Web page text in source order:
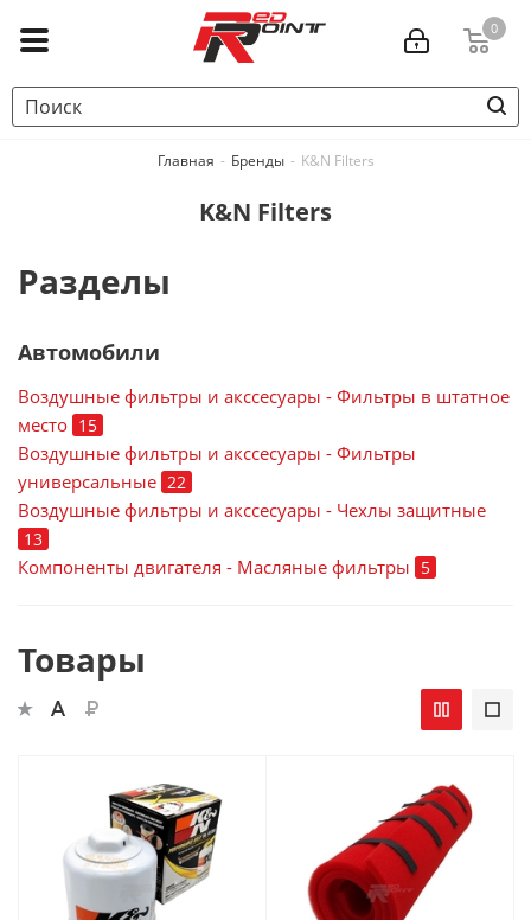
0
Главная - Бренды - K&N Filters
K&N Filters
Разделы
Автомобили
Воздушные фильтры и акссесуары - Фильтры в штатное
место 15
Воздушные фильтры и акссесуары - Фильтры
универсальные 22
Воздушные фильтры и акссесуары - Чехлы защитные
13
Компоненты двигателя - Масляные фильтры 5
Товары